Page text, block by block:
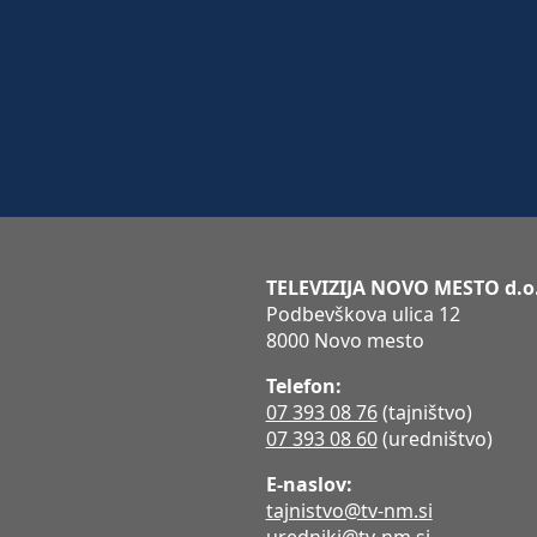
TELEVIZIJA NOVO MESTO
Podbevškova ulica 12
8000 Novo mesto
Telefon:
07 393 08 76(tajništvo)
07 393 08 60(uredništvo)
E-naslov:
tajnistvo@tv-nm.si